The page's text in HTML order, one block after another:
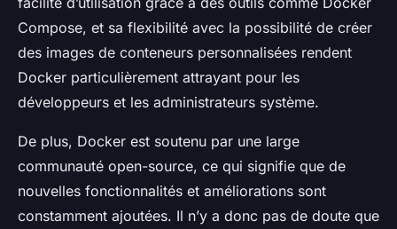
Compose, et sa flexibilité avec la possibilité de créer
des images de conteneurs personnalisées rendent
Docker particulièrement attrayant pour les
développeurs et les administrateurs système.
De plus, Docker est soutenu par une large
communauté open-source, ce qui signifie que de
nouvelles fonctionnalités et améliorations sont
constamment ajoutées. Il n’y a donc pas de doute que